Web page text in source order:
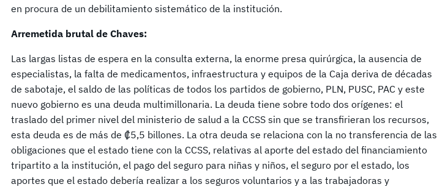
en procura de un debilitamiento sistemático de la institución.
Arremetida brutal de Chaves:
Las largas listas de espera en la consulta externa, la enorme presa quirúrgica, la ausencia de
especialistas, la falta de medicamentos, infraestructura y equipos de la Caja deriva de décadas
de sabotaje, el saldo de las políticas de todos los partidos de gobierno, PLN, PUSC, PAC y este
nuevo gobierno es una deuda multimillonaria. La deuda tiene sobre todo dos orígenes: el
traslado del primer nivel del ministerio de salud a la CCSS sin que se transfirieran los recursos,
esta deuda es de más de ₡5,5 billones. La otra deuda se relaciona con la no transferencia de las
obligaciones que el estado tiene con la CCSS, relativas al aporte del estado del financiamiento
tripartito a la institución, el pago del seguro para niñas y niños, el seguro por el estado, los
aportes que el estado debería realizar a los seguros voluntarios y a las trabajadoras y